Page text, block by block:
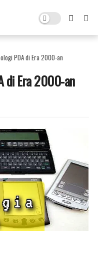
PDA di Era 2000-an
di Era 2000-an